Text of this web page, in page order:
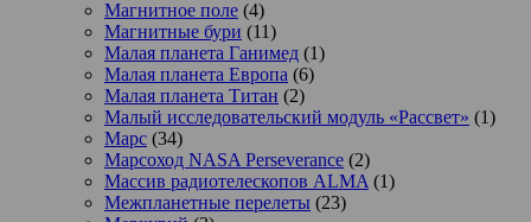
Магнитное поле (4)
Магнитные бури (11)
Малая планета Ганимед (1)
Малая планета Европа (6)
Малая планета Титан (2)
Малый исследовательский модуль «Рассвет» (1)
Марс (34)
Марсоход NASA Perseverance (2)
Массив радиотелескопов ALMA (1)
Межпланетные перелеты (23)